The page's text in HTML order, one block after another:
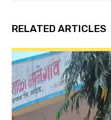
RELATED ARTICLES